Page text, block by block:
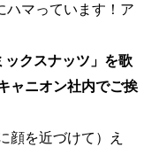
ハマっています！ア
クスナッツ」を歌
ャニオン社内でご挨
顔を近づけて）え